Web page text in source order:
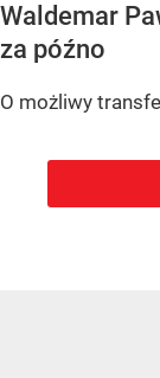
Waldemar
za późno
O możliwy